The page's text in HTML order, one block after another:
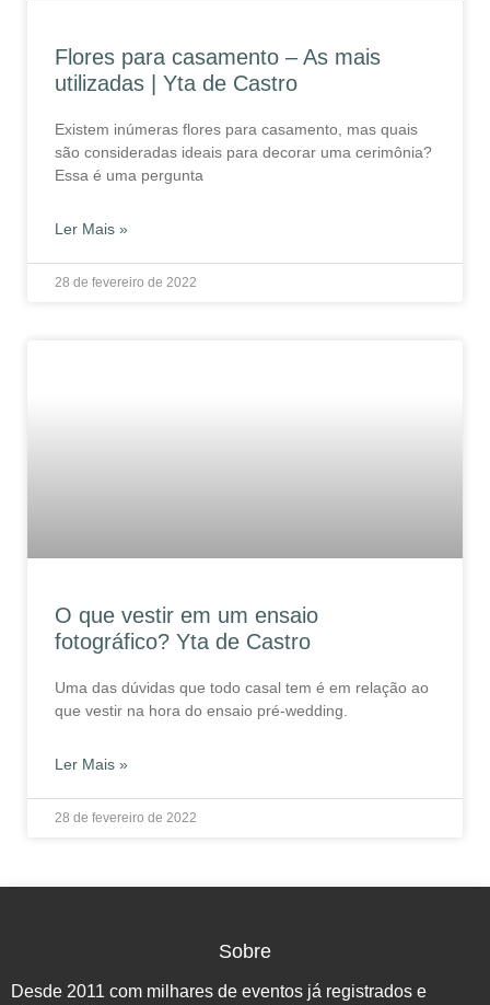
Flores para casamento – As mais
utilizadas | Yta de Castro
Existem inúmeras flores para casamento, mas quais
são consideradas ideais para decorar uma cerimônia?
Essa é uma pergunta
Ler Mais »
28 de fevereiro de 2022
O que vestir em um ensaio
fotográfico? Yta de Castro
Uma das dúvidas que todo casal tem é em relação ao
que vestir na hora do ensaio pré-wedding.
Ler Mais »
28 de fevereiro de 2022
Sobre
Desde 2011 com milhares de eventos já registrados e